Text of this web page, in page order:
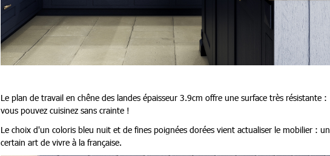
Le plan de travail en chêne des landes épaisseur 3.9cm offre une surface très résistante :
vous pouvez cuisinez sans crainte !
Le choix d'un coloris bleu nuit et de fines poignées dorées vient actualiser le mobilier : un
certain art de vivre à la française.